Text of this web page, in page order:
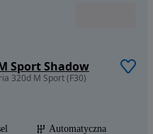
Sport Shadow
320d M Sport (F30)
Automatyczna